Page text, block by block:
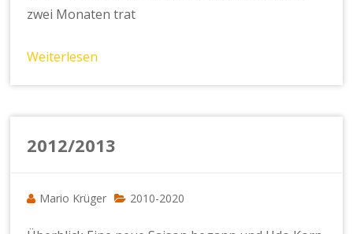
zwei Monaten trat
Weiterlesen
2012/2013
Mario Krüger 2010-2020